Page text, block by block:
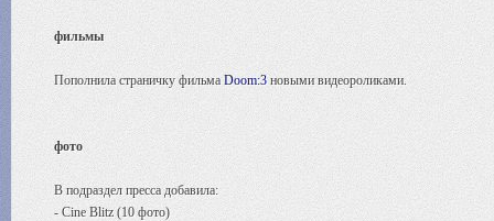
фильмы
Пополнила страничку фильма Doom:3 новыми видеороликами.
фото
В подраздел пресса добавила:
- Cine Blitz (10 фото)